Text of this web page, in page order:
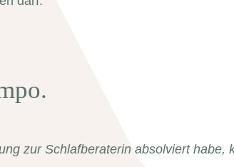
zur Schlafberaterin absolviert habe,